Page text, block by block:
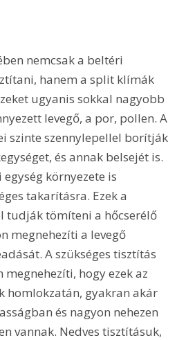
nemcsak a beltéri
hanem a split klímák
ugyanis sokkal nagyobb
levegő, a por, pollen. A
szinte szennylepellel borítják
és annak belsejét is.
környezete is
takarításra. Ezek a
tudják tömíteni a hőcserélő
megnehezíti a levegő
A szükséges tisztítás
megnehezíti, hogy ezek az
homlokzatán, gyakran akár
és nagyon nehezen
vannak. Nedves tisztításuk,